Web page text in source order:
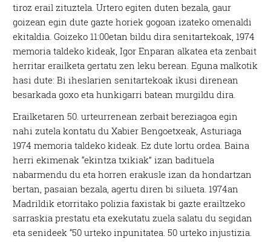
tiroz erail zituztela. Urtero egiten duten bezala, gaur
goizean egin dute gazte horiek gogoan izateko omenaldi
ekitaldia. Goizeko 11:00etan bildu dira senitartekoak, 1974
memoria taldeko kideak, Igor Enparan alkatea eta zenbait
herritar erailketa gertatu zen leku berean. Eguna malkotik
hasi dute: Bi iheslarien senitartekoak ikusi direnean
besarkada goxo eta hunkigarri batean murgildu dira.
Erailketaren 50. urteurrenean zerbait bereziagoa egin
nahi zutela kontatu du Xabier Bengoetxeak, Asturiaga
1974 memoria taldeko kideak. Ez dute lortu ordea. Baina
herri ekimenak “ekintza txikiak” izan badituela
nabarmendu du eta horren erakusle izan da hondartzan
bertan, pasaian bezala, agertu diren bi silueta. 1974an
Madrildik etorritako polizia faxistak bi gazte erailtzeko
sarraskia prestatu eta exekutatu zuela salatu du segidan
eta senideek “50 urteko inpunitatea. 50 urteko injustizia.